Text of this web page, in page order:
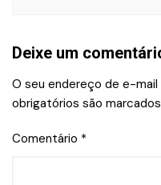
Deixe um
O seu endereço de e-mail
obrigatórios são
Comentário *